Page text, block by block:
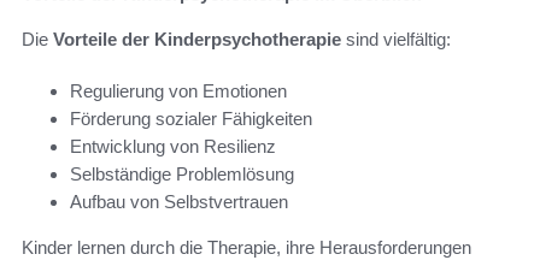
Die Vorteile der Kinderpsychotherapie sind vielfältig:
Regulierung von Emotionen
Förderung sozialer Fähigkeiten
Entwicklung von Resilienz
Selbständige Problemlösung
Aufbau von Selbstvertrauen
Kinder lernen durch die Therapie, ihre Herausforderungen